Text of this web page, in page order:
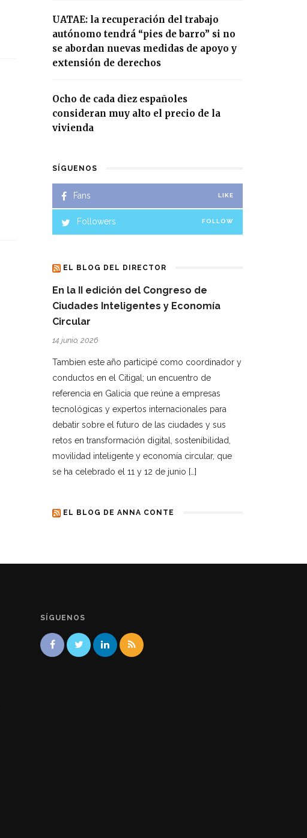
UATAE: la recuperación del trabajo
autónomo tendrá “pies de barro” si no
se abordan nuevas medidas de apoyo y
extensión de derechos
Ocho de cada diez españoles
consideran muy alto el precio de la
vivienda
SÍGUENOS
Fans LIKE
Followers FOLLOW
EL BLOG DEL DIRECTOR
En la II edición del Congreso de
Ciudades Inteligentes y Economía
Circular
14 junio, 2026
Tambien este año participé como coordinador y
conductos en el Citigal; un encuentro de
referencia en Galicia que reúne a empresas
tecnológicas y expertos internacionales para
debatir sobre el futuro de las ciudades y sus
retos en transformación digital, sostenibilidad,
movilidad inteligente y economía circular, que
se ha celebrado el 11 y 12 de junio […]
EL BLOG DE ANNA CONTE
SÍGUENOS